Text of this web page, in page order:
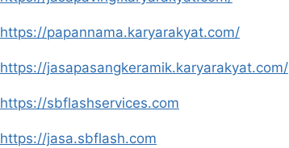
https://papannama.karyarakyat.com/
https://jasapasangkeramik.karyarakyat.com/
https://sbflashservices.com
https://jasa.sbflash.com